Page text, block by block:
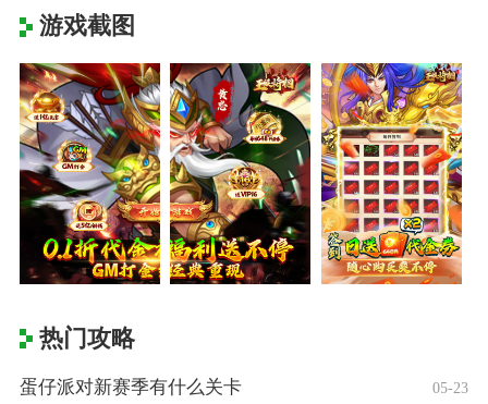
游戏截图
热门攻略
蛋仔派对新赛季有什么关卡 05-23